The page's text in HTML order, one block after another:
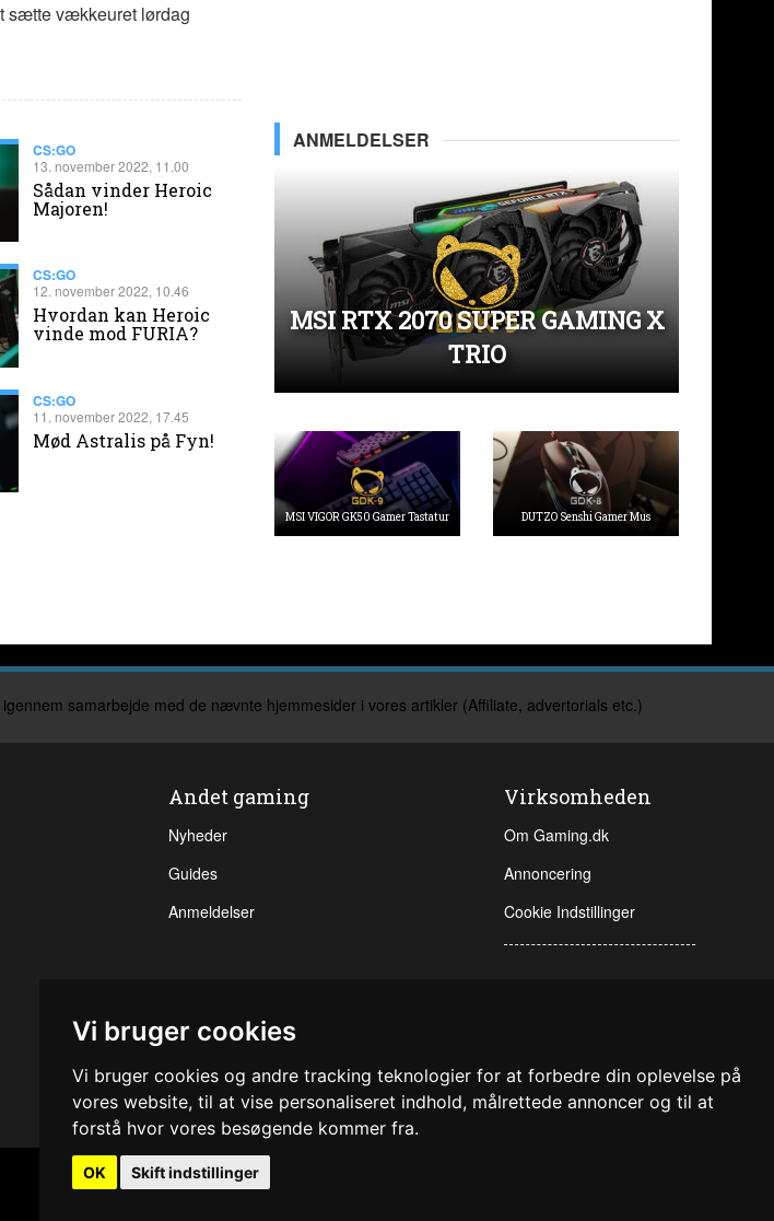
Vi bruger cookies
Vi bruger cookies og andre tracking teknologier for at forbedre din oplevelse på
vores website, til at vise personaliseret indhold, målrettede annoncer og til at
forstå hvor vores besøgende kommer fra.
OK Skift indstillinger
sætte vækkeuret lørdag
CS:GO
13. november 2022, 11.00
Sådan vinder Heroic
Majoren!
CS:GO
12. november 2022, 10.46
​Hvordan kan Heroic
vinde mod FURIA?
CS:GO
11. november 2022, 17.45
Mød Astralis på Fyn!
ANMELDELSER
MSI RTX 2070 SUPER GAMING X
TRIO
MSI VIGOR GK50 Gamer Tastatur DUTZO Senshi Gamer Mus
samarbejde med de nævnte hjemmesider i vores artikler (Affiliate, advertorials etc.)
Andet gaming
Nyheder
Guides
Anmeldelser
Virksomheden
Om Gaming.dk
Annoncering
Cookie Indstillinger